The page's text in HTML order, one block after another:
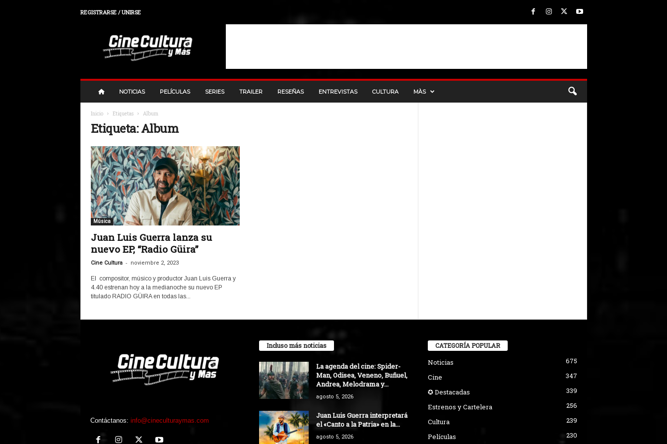
REGISTRARSE / UNIRSE
NOTICIAS PELÍCULAS SERIES TRAILER RESEÑAS ENTREVISTAS CULTURA MÀS
Inicio Etiquetas Album
Etiqueta: Album
Música
Juan Luis Guerra lanza su
nuevo EP, “Radio Güira”
Cine Cultura - noviembre 2, 2023
El compositor, músico y productor Juan Luis Guerra y
4.40 estrenan hoy a la medianoche su nuevo EP
titulado RADIO GÜIRA en todas las...
Contáctanos: info@cineculturaymas.com
Incluso más noticias
La agenda del cine: Spider-
Man, Odisea, Veneno, Buñuel,
Andrea, Melodrama y...
agosto 5, 2026
Juan Luis Guerra interpretará
el «Canto a la Patria» en la...
agosto 5, 2026
CATEGORÍA POPULAR
Noticias
675
Cine
347
✪ Destacadas
339
Estrenos y Cartelera
256
Cultura
239
Películas
230